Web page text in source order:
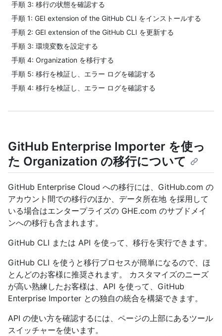
手順 3: 移行の状態を確認する
手順 1: GEI extension of the GitHub CLI をインストールする
手順 2: GEI extension of the GitHub CLI を更新する
手順 3: 環境変数を設定する
手順 4: Organization を移行する
手順 5: 移行を検証し、エラー ログを確認する
手順 4: 移行を検証し、エラー ログを確認する
GitHub Enterprise Importer を使っ
た Organization の移行について
GitHub Enterprise Cloud への移行には、GitHub.com の
アカウント間での移行のほか、データ所在地 を採用して
いる場合はエンタープライズの GHE.com のサブドメイ
ンへの移行も含まれます。
GitHub CLI または API を使って、移行を実行できます。
GitHub CLI を使うと移行プロセスが簡単になるので、ほ
とんどのお客様に推奨されます。 カスタマイズのニーズ
が高い熟練したお客様は、API を使って、GitHub
Enterprise Importer との独自の統合を構築できます。
API の使い方を確認するには、ページの上部にあるツール
スイッチャーを使います。